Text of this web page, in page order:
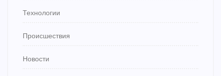
Технологии
Происшествия
Новости